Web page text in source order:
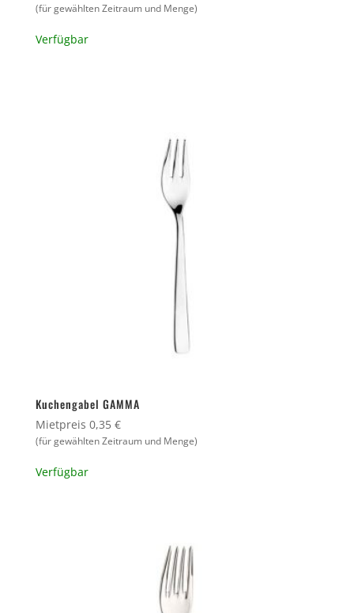
(für gewählten Zeitraum und Menge)
Verfügbar
Kuchengabel GAMMA
Mietpreis 0,35 €
(für gewählten Zeitraum und Menge)
Verfügbar